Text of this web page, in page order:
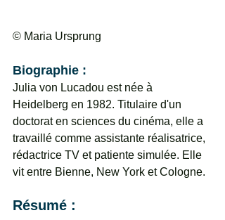
© Maria Ursprung
Biographie :
Julia von Lucadou est née à
Heidelberg en 1982. Titulaire d'un
doctorat en sciences du cinéma, elle a
travaillé comme assistante réalisatrice,
rédactrice TV et patiente simulée. Elle
vit entre Bienne, New York et Cologne.
Résumé :